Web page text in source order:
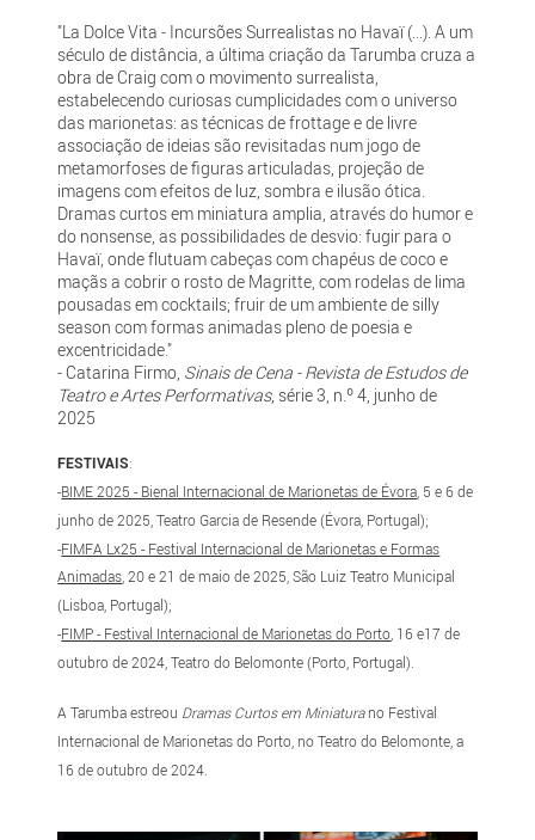
"La Dolce Vita - Incursões Surrealistas no Havaï (...). A um
século de distância, a última criação da Tarumba cruza a
obra de Craig com o movimento surrealista,
estabelecendo curiosas cumplicidades com o universo
das marionetas: as técnicas de frottage e de livre
associação de ideias são revisitadas num jogo de
metamorfoses de figuras articuladas, projeção de
imagens com efeitos de luz, sombra e ilusão ótica.
Dramas curtos em miniatura amplia, através do humor e
do nonsense, as possibilidades de desvio: fugir para o
Havaï, onde flutuam cabeças com chapéus de coco e
maçãs a cobrir o rosto de Magritte, com rodelas de lima
pousadas em cocktails; fruir de um ambiente de silly
season com formas animadas pleno de poesia e
excentricidade."
- Catarina Firmo, Sinais de Cena - Revista de Estudos de
Teatro e Artes Performativas, série 3, n.º 4, junho de
2025
FESTIVAIS:
-BIME 2025 - Bienal Internacional de Marionetas de Évora , 5 e 6 de
junho de 2025, Teatro Garcia de Resende (Évora, Portugal);
-FIMFA Lx25 - Festival Internacional de Marionetas e Formas
Animadas, 20 e 21 de maio de 2025, São Luiz Teatro Municipal
(Lisboa, Portugal);
-FIMP - Festival Internacional de Marionetas do Porto , 16 e17 de
outubro de 2024, Teatro do Belomonte (Porto, Portugal).
A Tarumba estreou Dramas Curtos em Miniaturano Festival
Internacional de Marionetas do Porto, no Teatro do Belomonte, a
16 de outubro de 2024.